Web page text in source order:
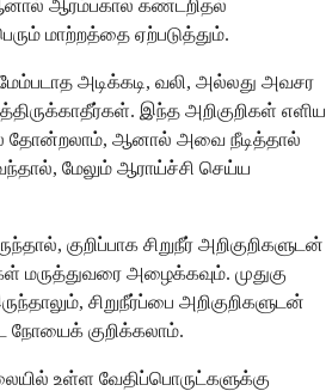
ஆனால் ஆரம்பகால கண்டறிதல்
மாற்றத்தை ஏற்படுத்தும்.
அடிக்கடி, வலி, அல்லது அவசர
இந்த அறிகுறிகள் எளிய
தோன்றலாம், ஆனால் அவை நீடித்தால்
மேலும் ஆராய்ச்சி செய்ய
குறிப்பாக சிறுநீர் அறிகுறிகளுடன்
மருத்துவரை அழைக்கவும். முதுகு
சிறுநீர்ப்பை அறிகுறிகளுடன்
குறிக்கலாம்.
உள்ள வேதிப்பொருட்களுக்கு